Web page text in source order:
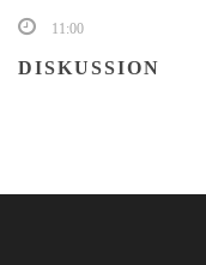
11:00
DISKUSSION